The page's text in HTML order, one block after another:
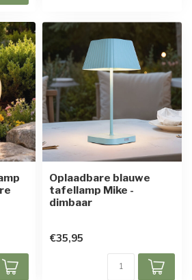
Oplaadbare blauwe
tafellamp Mike -
dimbaar
€35,95